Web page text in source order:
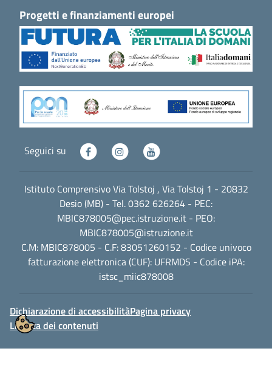
Progetti e finanziamenti europei
Seguici su
Istituto Comprensivo Via Tolstoj , Via Tolstoj 1 - 20832
Desio (MB) - Tel. 0362 626264 - PEC:
MBIC878005@pec.istruzione.it - PEO:
MBIC878005@istruzione.it
C.M: MBIC878005 - C.F: 83051260152 - Codice univoco
fatturazione elettronica (CUF): UFRMDS - Codice iPA:
istsc_miic878008
Dichiarazione di accessibilitàPagina privacy
Licenza dei contenuti